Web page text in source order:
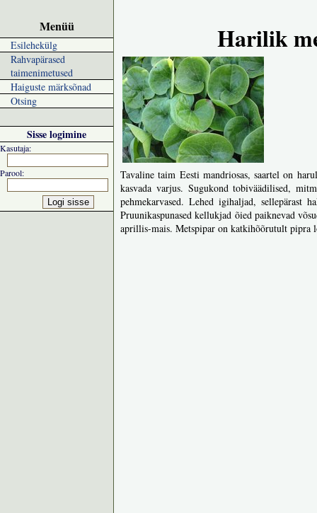
Menüü
Esilehekülg
Rahvapärased
taimenimetused
Haiguste märksõnad
Otsing
Sisse logimine
Kasutaja:
Parool:
Harilik
Tavaline taim Eesti mandriosas, saartel on
kasvada varjus. Sugukond tobiväädilised,
pehmekarvased. Lehed igihaljad, sellepärast
Pruunikaspunased kellukjad õied paiknevad
aprillis-mais. Metspipar on katkihõõrutult pipra